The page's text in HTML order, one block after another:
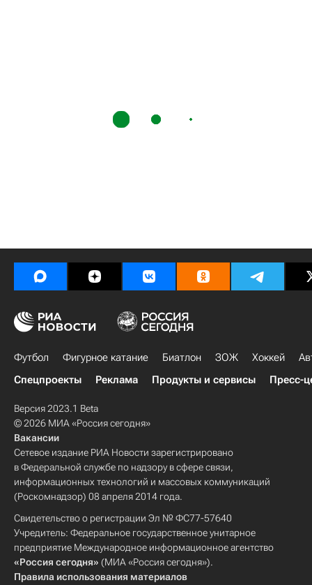
Футбол Фигурное катание Биатлон ЗОЖ Хоккей
Спецпроекты
Реклама Продукты и сервисы Пресс-
Версия 2023.1 Beta
© 2026 МИА «Россия сегодня»
Вакансии
Сетевое издание РИА Новости зарегистрировано
в Федеральной службе по надзору в сфере связи,
информационных технологий и массовых коммуникаций
(Роскомнадзор) 08 апреля 2014 года.
Свидетельство о регистрации Эл № ФС77-57640
Учредитель: Федеральное государственное унитарное
предприятие Международное информационное агентство
«Россия сегодня» (МИА «Россия сегодня»).
Правила использования материалов